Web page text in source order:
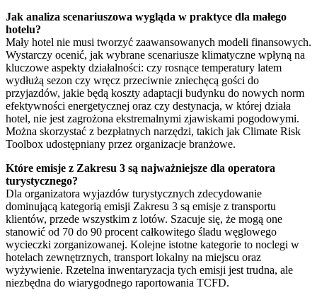
Jak analiza scenariuszowa wygląda w praktyce dla małego
hotelu?
Mały hotel nie musi tworzyć zaawansowanych modeli finansowych.
Wystarczy ocenić, jak wybrane scenariusze klimatyczne wpłyną na
kluczowe aspekty działalności: czy rosnące temperatury latem
wydłużą sezon czy wręcz przeciwnie zniechęcą gości do
przyjazdów, jakie będą koszty adaptacji budynku do nowych norm
efektywności energetycznej oraz czy destynacja, w której działa
hotel, nie jest zagrożona ekstremalnymi zjawiskami pogodowymi.
Można skorzystać z bezpłatnych narzędzi, takich jak Climate Risk
Toolbox udostępniany przez organizacje branżowe.
Które emisje z Zakresu 3 są najważniejsze dla operatora
turystycznego?
Dla organizatora wyjazdów turystycznych zdecydowanie
dominującą kategorią emisji Zakresu 3 są emisje z transportu
klientów, przede wszystkim z lotów. Szacuje się, że mogą one
stanowić od 70 do 90 procent całkowitego śladu węglowego
wycieczki zorganizowanej. Kolejne istotne kategorie to noclegi w
hotelach zewnętrznych, transport lokalny na miejscu oraz
wyżywienie. Rzetelna inwentaryzacja tych emisji jest trudna, ale
niezbędna do wiarygodnego raportowania TCFD.